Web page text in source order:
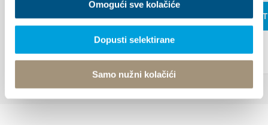
Omogući sve kolačiće
Dopusti selektirane
Samo nužni kolačići
OLVASS